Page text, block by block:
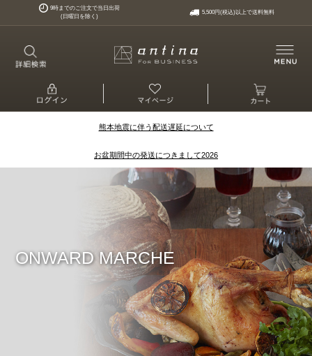
9時までのご注文で当日出荷
(日曜日を除く)
5,500円(税込)以上で送料無料
熊本地震に伴う配送遅延について
お盆期間中の発送につきまして2026
ONWARD MARCHE